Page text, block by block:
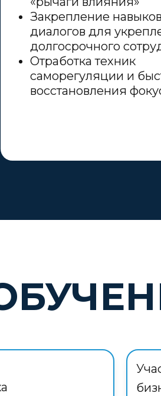
Закрепление
диалогов для
долгосрочного
Отработка техник
саморегуляции и
восстановления